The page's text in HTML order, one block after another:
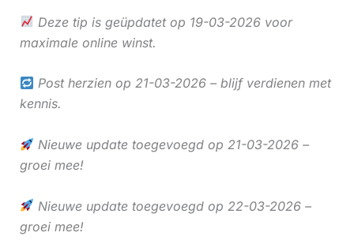
Deze tip is geüpdatet op 19-03-2026 voor
maximale online winst.
Post herzien op 21-03-2026 – blijf verdienen met
kennis.
Nieuwe update toegevoegd op 21-03-2026 –
groei mee!
Nieuwe update toegevoegd op 22-03-2026 –
groei mee!